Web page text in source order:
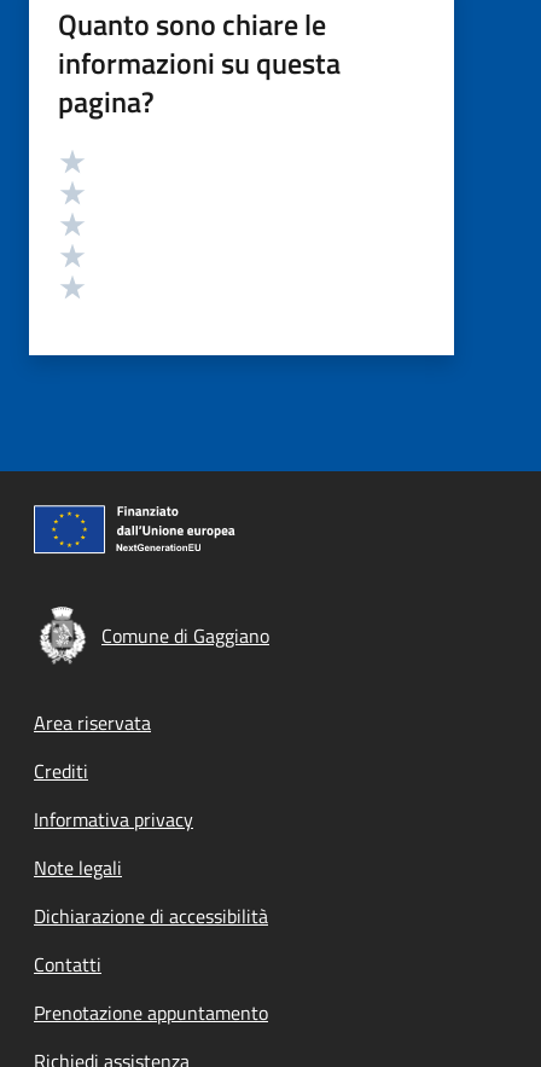
Quanto sono chiare le
informazioni su questa
pagina?
Valutazione
Comune di Gaggiano
Footer menu
Area riservata
Crediti
Informativa privacy
Note legali
Dichiarazione di accessibilità
Contatti
Prenotazione appuntamento
Richiedi assistenza